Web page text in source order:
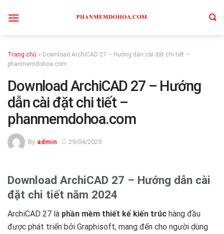
Trang chủ » Download ArchiCAD 27 – Hướng dẫn cài đặt chi tiết –
phanmemdohoa.com
Download ArchiCAD 27 – Hướng
dẫn cài đặt chi tiết –
phanmemdohoa.com
By admin 29/04/2025
Download ArchiCAD 27 – Hướng dẫn cài
đặt chi tiết năm 2024 ️
ArchiCAD 27 là phần mềm thiết kế kiến trúc hàng đầu
được phát triển bởi Graphisoft, mang đến cho người dùng